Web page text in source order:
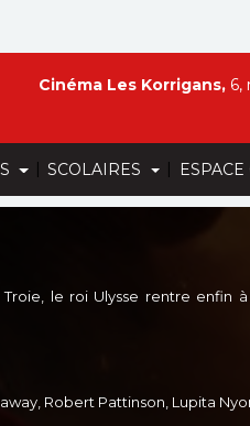
| SCOLAIRES | ESPACE
Cinéma Les Korrigans, 6,
le roi Ulysse rentre enfin
Robert Pattinson, Lupita